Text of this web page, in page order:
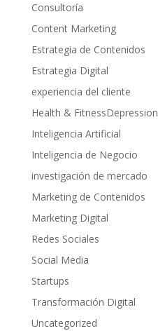
Consultoría
Content Marketing
Estrategia de Contenidos
Estrategia Digital
experiencia del cliente
Health & FitnessDepression
Inteligencia Artificial
Inteligencia de Negocio
investigación de mercado
Marketing de Contenidos
Marketing Digital
Redes Sociales
Social Media
Startups
Transformación Digital
Uncategorized